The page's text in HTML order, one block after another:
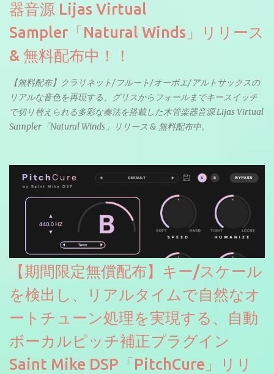
器音源 Lijas Virtual
Sampler「Natural Winds」リリース
& 無料配布中！！
【無料配布】クラリネット/フルート/オーボエ/アルトサックスの
リアルな音色を再現する、グリスからフォールまでキースイッチ
で切り替えられる多彩な奏法を搭載した木管楽器音源 Lijas Virtual
Sampler「Natural Winds」リリース & 無料配布中。
【期間限定無償配布】キー/スケール
を検出し、リアルタイムで自然なオ
ートチューン処理を実現する、自動
ボーカルピッチ補正プラグイン
Saint Mike DSP「PitchCure」リリ